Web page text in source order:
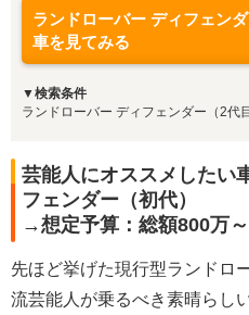
ランドローバー ディフェン
車を見てみる
▼検索条件
ランドローバー ディフェンダー（2代
芸能人にオススメしたい
フェンダー（初代）
→想定予算：総額800万
先ほど挙げた現行型ランドロ
流芸能人が乗るべき素晴らし